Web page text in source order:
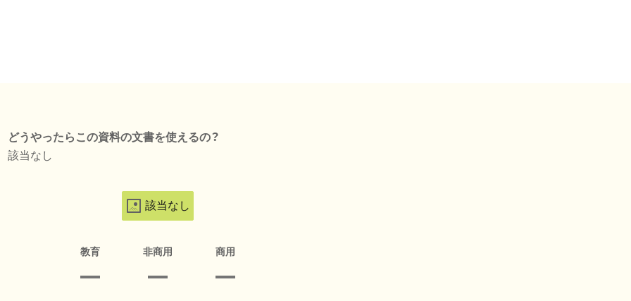
どうやったらこの資料の文書を使えるの？
該当なし
該当なし
教育 非商用 商用